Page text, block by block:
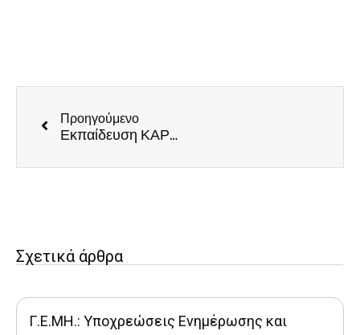
Προηγούμενο
Εκπαίδευση ΚΑΡΠΑ & Λαβής Χάιμλιχ στον Εργασιακό Χώρο: Νέα υποχρέωση από 1/1/2026
Σχετικά άρθρα
Γ.Ε.ΜΗ.: Υποχρεώσεις Ενημέρωσης και